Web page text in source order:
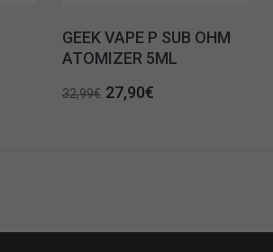
GEEK VAPE P SUB OHM
ATOMIZER 5ML
32,99€ Original
27,90€